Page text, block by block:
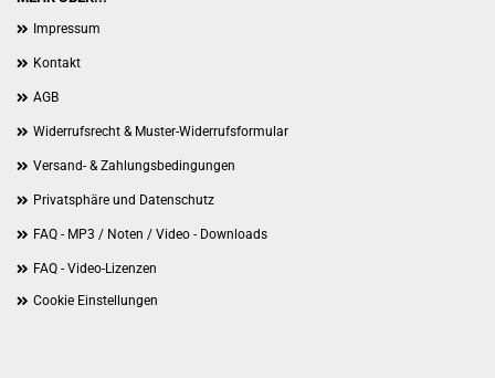
Impressum
Kontakt
AGB
Widerrufsrecht & Muster-Widerrufsformular
Versand- & Zahlungsbedingungen
Privatsphäre und Datenschutz
FAQ - MP3 / Noten / Video - Downloads
FAQ - Video-Lizenzen
Cookie Einstellungen